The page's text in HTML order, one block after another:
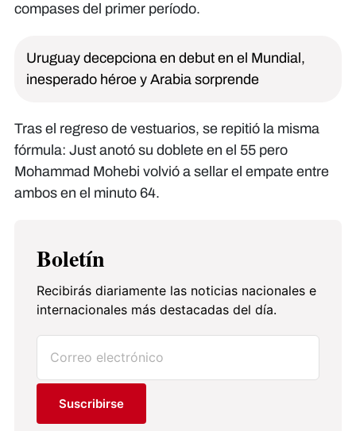
compases del primer período.
Uruguay decepciona en debut en el Mundial,
inesperado héroe y Arabia sorprende
Tras el regreso de vestuarios, se repitió la misma
fórmula: Just anotó su doblete en el 55 pero
Mohammad Mohebi volvió a sellar el empate entre
ambos en el minuto 64.
Boletín
Recibirás diariamente las noticias nacionales e
internacionales más destacadas del día.
Suscribirse